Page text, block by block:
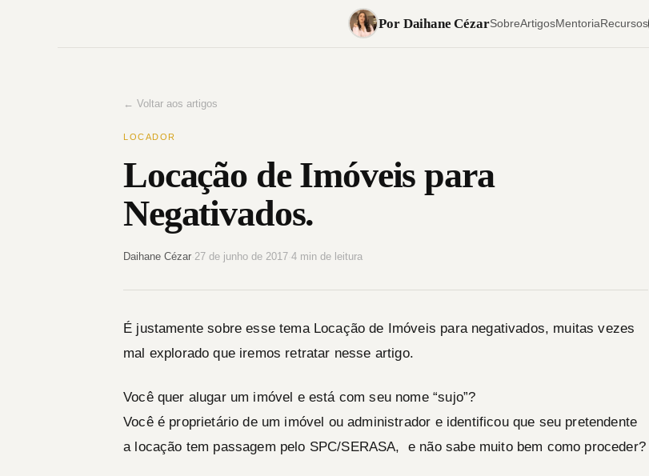
Por Daihane CézarSobreArtigosMentoriaRecursos
← Voltar aos artigos
LOCADOR
Locação de Imóveis para
Negativados.
Daihane Cézar 27 de junho de 2017 4 min de leitura
É justamente sobre esse tema Locação de Imóveis para negativados, muitas vezes
mal explorado que iremos retratar nesse artigo.
Você quer alugar um imóvel e está com seu nome “sujo”?
Você é proprietário de um imóvel ou administrador e identificou que seu pretendente
a locação tem passagem pelo SPC/SERASA, e não sabe muito bem como proceder?